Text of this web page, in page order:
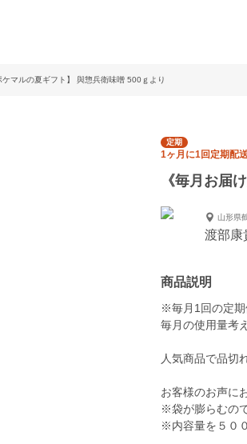
ケマルの夏ギフト】 與惣兵衛味噌 500ｇより
定期
1ヶ月に1回定期配
《毎月お届
山形県
渡部康
商品説明
※毎月1回の定期
毎月の使用量考
人気商品で品切
お客様のお声に
※袋が膨らむの
※内容量を５０